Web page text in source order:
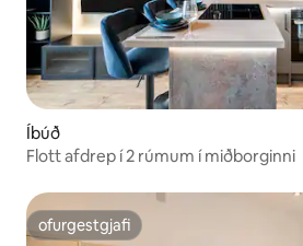
Íbúð
Flott afdrep í 2 rúmum í miðborginni
ofurgestgjafi
ofurgestgjafi